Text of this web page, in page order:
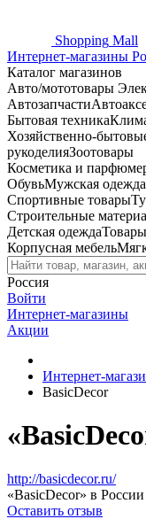
Shopping Mall
Интернет-магазины
Каталог магазинов
Авто/мототовары
Автозапчасти
Бытовая техника
Хозяйственно-
рукоделияЗоотовары
Косметика и
ОбувьМужская одежда
Спортивные товары
Строительные
Детская одежда
Корпусная мебель
Россия
Войти
Интернет-магазины
Акции
Интернет-
BasicDecor
http://basicdecor.ru/
«BasicDecor» в России
Оставить отзыв